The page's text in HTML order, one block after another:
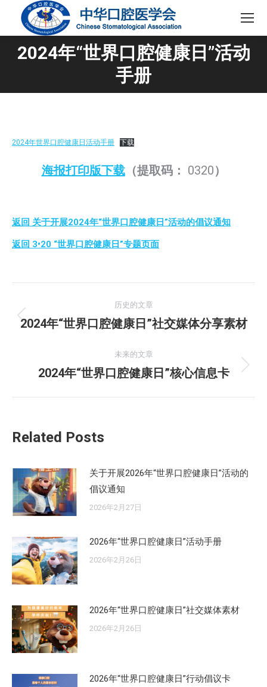
2024年“世界口腔健康日”活动
手册
您在这里：
2024年世界口腔健康日活动手册 下载
海报打印版下载（提取码： 0320）
返回 关于开展2024年“世界口腔健康日”活动的倡议通知
返回 3•20 “世界口腔健康日”专题页面
章
历史的文章
历
的
文
2024年“世界口腔健康日”社交媒体分享素材
未来的文章
未
2024年“世界口腔健康日”核心信息卡
Related Posts
关于开展2026年“世界口腔健康日”活动的
倡议通知
2026年2月27日
2026年“世界口腔健康日”活动手册
2026年2月26日
2026年“世界口腔健康日”社交媒体素材
2026年2月26日
2026年“世界口腔健康日”行动倡议卡